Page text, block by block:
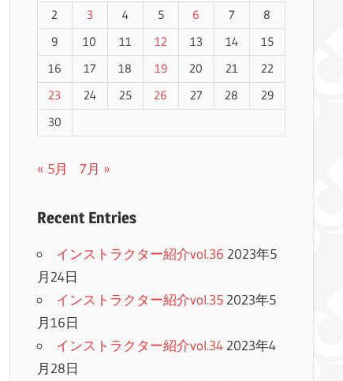
2
3 4 5 6 7
8
9
10 11 12 13 14
15
16
17 18 19 20 21
22
23
24 25 26 27 28
29
30
« 5月 7月 »
Recent Entries
インストラクター紹介vol.36 2023年5
月24日
インストラクター紹介vol.35 2023年5
月16日
インストラクター紹介vol.34 2023年4
月28日